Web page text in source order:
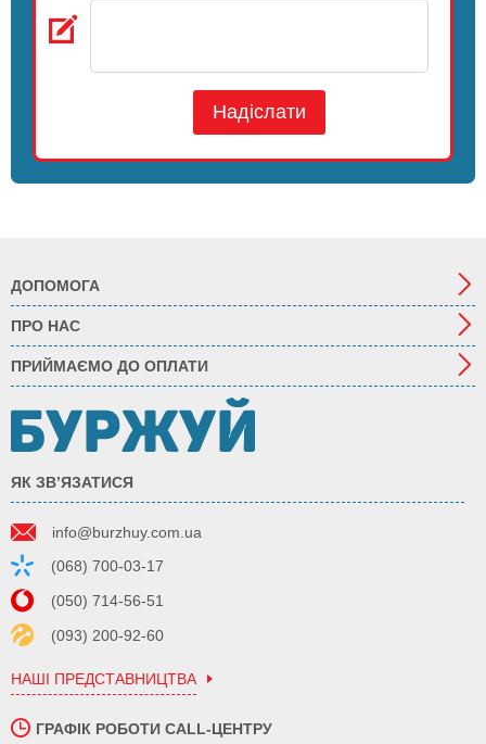
Надіслати
ДОПОМОГА
ПРО НАС
ПРИЙМАЄМО ДО ОПЛАТИ
ЯК ЗВ’ЯЗАТИСЯ
info@burzhuy.com.ua
(068) 700-03-17
(050) 714-56-51
(093) 200-92-60
НАШІ ПРЕДСТАВНИЦТВА
ГРАФІК РОБОТИ CALL-ЦЕНТРУ